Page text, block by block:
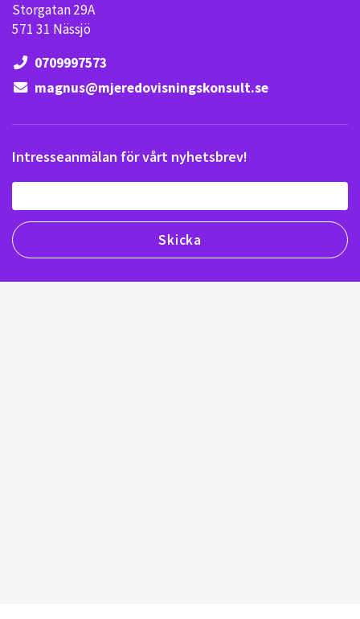
Storgatan 29A
571 31 Nässjö
0709997573
magnus@mjeredovisningskonsult.se
Intresseanmälan för vårt nyhetsbrev!